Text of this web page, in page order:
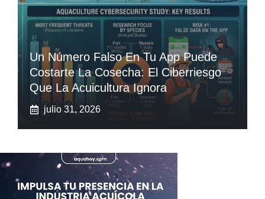
Un Número Falso En Tu App Puede
Costarte La Cosecha: El Ciberriesgo
Que La Acuicultura Ignora
julio 31, 2026